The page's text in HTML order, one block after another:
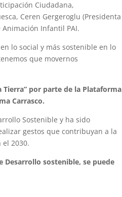
Ciudadana,
Ceren Gergeroglu (Presidenta
Infantil PAI.
lo social y más sostenible en lo
que movernos
Tierra” por parte de la Plataforma
Carrasco.
Sostenible y ha sido
gestos que contribuyan a la
2030.
Desarrollo sostenible, se puede